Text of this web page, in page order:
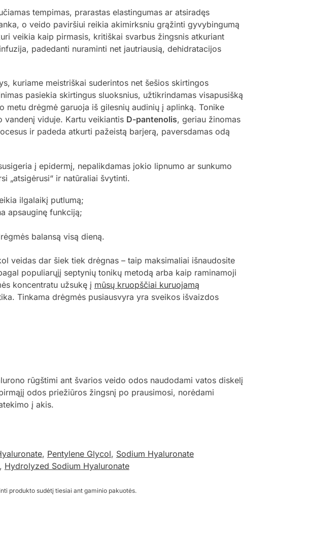
tempimas, prarastas elastingumas ar atsiradęs
o veido paviršiui reikia akimirksniu grąžinti gyvybingumą
veikia kaip pirmasis, kritiškai svarbus žingsnis atkuriant
padedanti nuraminti net jautriausią, dehidratacijos
kuriame meistriškai suderintos net šešios skirtingos
pasiekia skirtingus sluoksnius, užtikrindamas visapusišką
metu drėgmė garuoja iš gilesnių audinių į aplinką. Tonike
vandenį viduje. Kartu veikiantis D-pantenolis, geriau žinomas
ir padeda atkurti pažeistą barjerą, paversdamas odą
į epidermį, nepalikdamas jokio lipnumo ar sunkumo
„atsigėrusi“ ir natūraliai švytinti.
ilgalaikį putlumą;
apsauginę funkciją;
balansą visą dieną.
veidas dar šiek tiek drėgnas – taip maksimaliai išnaudosite
populiarųjį septynių tonikų metodą arba kaip raminamoji
koncentratu užsukę į mūsų kruopščiai kuruojamą
Tinkama drėgmės pusiausvyra yra sveikos išvaizdos
rūgštimi ant švarios veido odos naudodami vatos diskelį
odos priežiūros žingsnį po prausimosi, norėdami
į akis.
, Pentylene Glycol, Sodium Hyaluronate
Hydrolyzed Sodium Hyaluronate
produkto sudėtį tiesiai ant gaminio pakuotės.